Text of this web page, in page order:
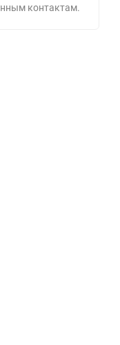
контактам.